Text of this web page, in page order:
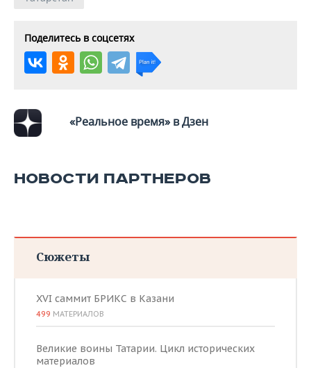
Поделитесь в соцсетях
«Реальное время» в Дзен
НОВОСТИ ПАРТНЕРОВ
Сюжеты
XVI саммит БРИКС в Казани
499 МАТЕРИАЛОВ
Великие воины Татарии. Цикл исторических
материалов